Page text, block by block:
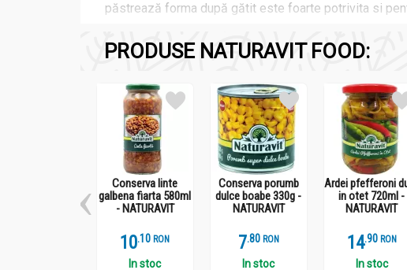
păstrează forma după gătit este foarte potrivita si
Compozitie
Conserva fasole alba gigant fiarta 580ml - NATURAVIT
boabe fasole albă gigant
apă
sare
PRODUSE NATURAVIT FOOD:
Conserva linte
galbena fiarta 580ml
- NATURAVIT
10.1 RON
In stoc
Conserva porumb
dulce boabe 330g -
NATURAVIT
7.8 RON
In stoc
Ardei pfefferoni
in otet 720ml -
NATURAVIT
14.9 RON
In stoc